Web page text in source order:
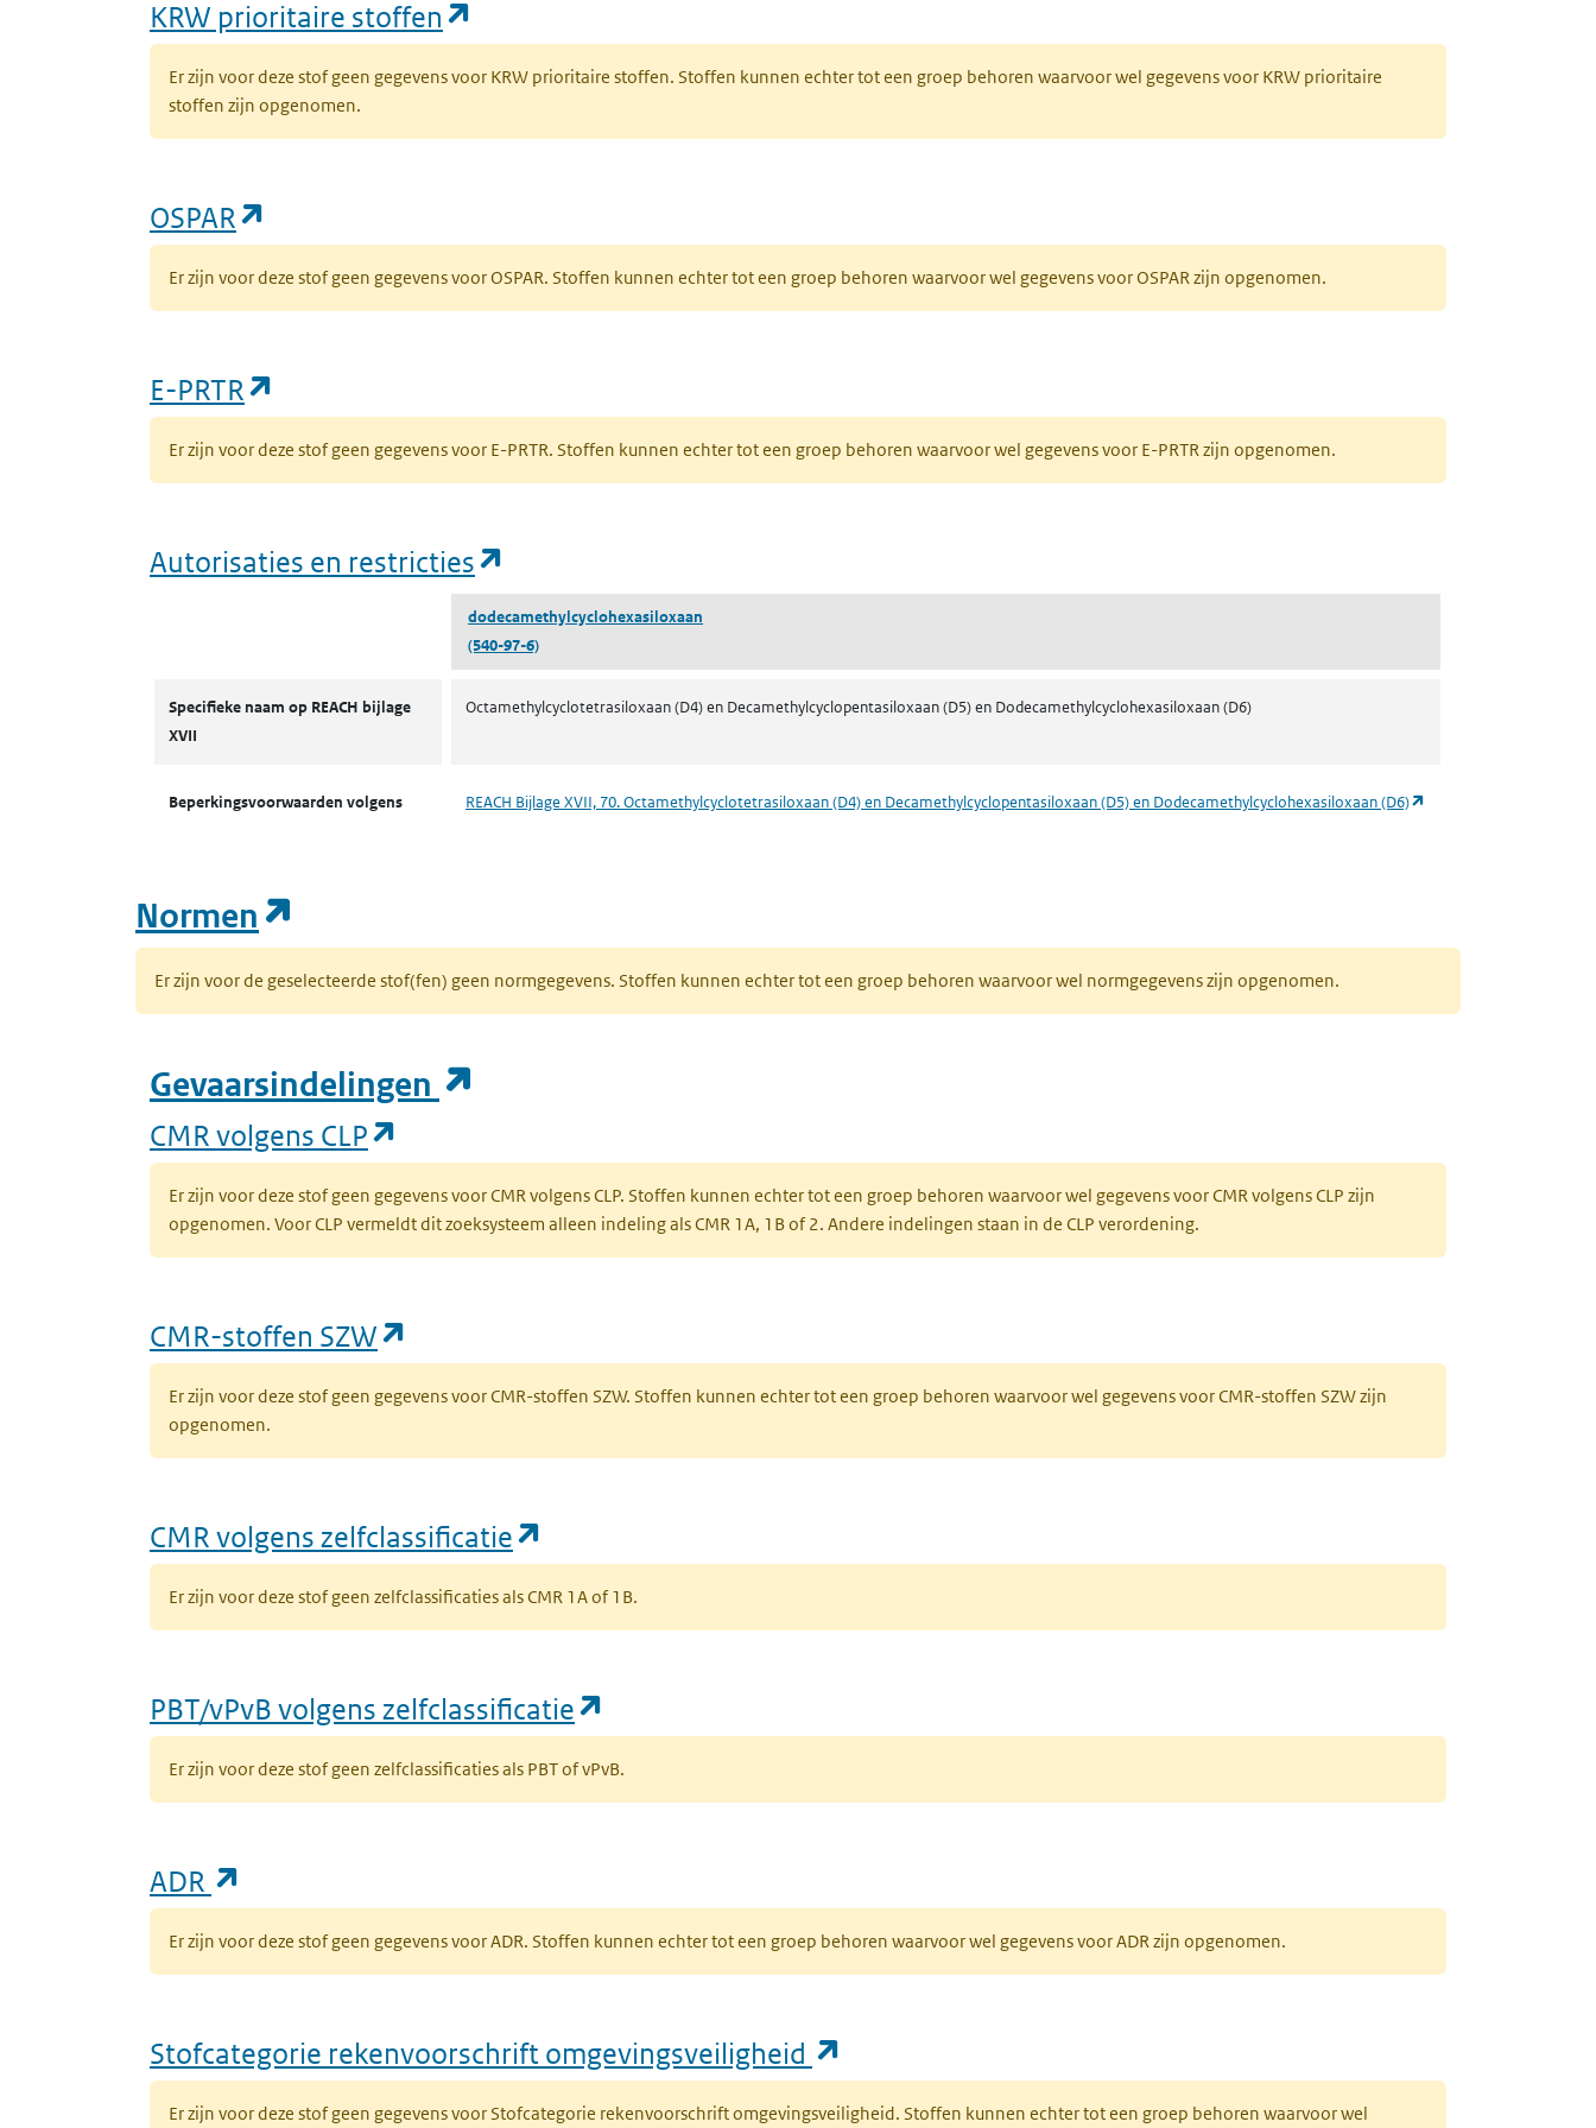
KRW prioritaire stoffen
Er zijn voor deze stof geen gegevens voor KRW prioritaire stoffen. Stoffen kunnen echter tot een groep behoren waarvoor wel gegevens voor KRW prioritaire
stoffen zijn opgenomen.
OSPAR
Er zijn voor deze stof geen gegevens voor OSPAR. Stoffen kunnen echter tot een groep behoren waarvoor wel gegevens voor OSPAR zijn opgenomen.
E-PRTR
Er zijn voor deze stof geen gegevens voor E-PRTR. Stoffen kunnen echter tot een groep behoren waarvoor wel gegevens voor E-PRTR zijn opgenomen.
Autorisaties en restricties
dodecamethylcyclohexasiloxaan
(540-97-6)
Specifieke naam op REACH bijlage
XVII
Octamethylcyclotetrasiloxaan (D4) en Decamethylcyclopentasiloxaan (D5) en Dodecamethylcyclohexasiloxaan (D6)
Beperkingsvoorwaarden volgens REACH Bijlage XVII, 70. Octamethylcyclotetrasiloxaan (D4) en Decamethylcyclopentasiloxaan (D5) en Dodecamethylcyclohexasiloxaan (D6)
Normen
Er zijn voor de geselecteerde stof(fen) geen normgegevens. Stoffen kunnen echter tot een groep behoren waarvoor wel normgegevens zijn opgenomen.
Gevaarsindelingen
CMR volgens CLP
Er zijn voor deze stof geen gegevens voor CMR volgens CLP. Stoffen kunnen echter tot een groep behoren waarvoor wel gegevens voor CMR volgens CLP zijn
opgenomen. Voor CLP vermeldt dit zoeksysteem alleen indeling als CMR 1A, 1B of 2. Andere indelingen staan in de CLP verordening.
CMR-stoffen SZW
Er zijn voor deze stof geen gegevens voor CMR-stoffen SZW. Stoffen kunnen echter tot een groep behoren waarvoor wel gegevens voor CMR-stoffen SZW zijn
opgenomen.
CMR volgens zelfclassificatie
Er zijn voor deze stof geen zelfclassificaties als CMR 1A of 1B.
PBT/vPvB volgens zelfclassificatie
Er zijn voor deze stof geen zelfclassificaties als PBT of vPvB.
ADR
Er zijn voor deze stof geen gegevens voor ADR. Stoffen kunnen echter tot een groep behoren waarvoor wel gegevens voor ADR zijn opgenomen.
Stofcategorie rekenvoorschrift omgevingsveiligheid
Er zijn voor deze stof geen gegevens voor Stofcategorie rekenvoorschrift omgevingsveiligheid. Stoffen kunnen echter tot een groep behoren waarvoor wel